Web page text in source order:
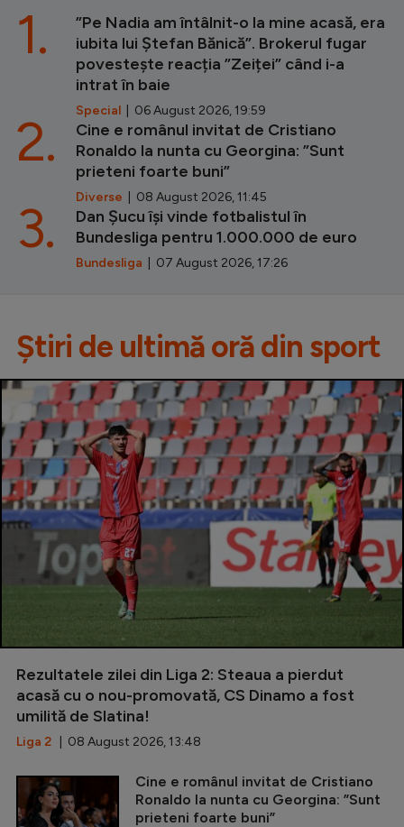
”Pe Nadia am întâlnit-o la mine acasă, era
iubita lui Ștefan Bănică”. Brokerul fugar
povestește reacția ”Zeiței” când i-a
intrat în baie
Special | 06 August 2026, 19:59
1.
Cine e românul invitat de Cristiano
Ronaldo la nunta cu Georgina: ”Sunt
prieteni foarte buni”
Diverse | 08 August 2026, 11:45
2.
Dan Șucu își vinde fotbalistul în
Bundesliga pentru 1.000.000 de euro
Bundesliga | 07 August 2026, 17:26
3.
Știri de ultimă oră din sport
Rezultatele zilei din Liga 2: Steaua a pierdut
acasă cu o nou-promovată, CS Dinamo a fost
umilită de Slatina!
Liga 2 | 08 August 2026, 13:48
Cine e românul invitat de Cristiano
Ronaldo la nunta cu Georgina: ”Sunt
prieteni foarte buni”